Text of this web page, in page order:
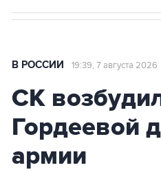
В РОССИИ 19:39, 7 августа 2026
СК
Гордеевой
армии